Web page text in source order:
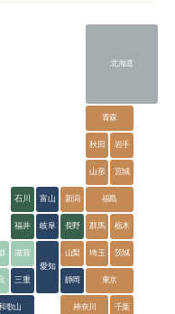
北海道
青森
秋田 岩手
山形 宮城
福島
新潟
群馬 栃木
埼玉 茨城
東京
神奈川 千葉
山梨
石川
福井 長野
富山
岐阜
愛知
静岡
三重
歌山
滋賀